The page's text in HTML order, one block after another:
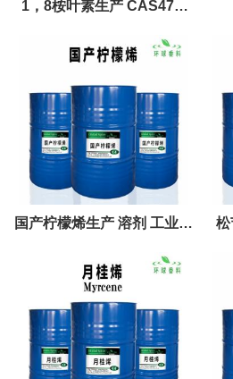
1，8桉叶素生产 CAS470-
国产柠檬烯生产 溶剂 工业清
洗溶剂原料 7705-14-8